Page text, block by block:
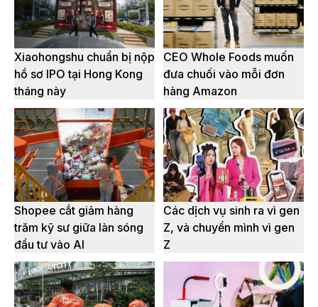
Xiaohongshu chuẩn bị nộp
hồ sơ IPO tại Hong Kong
tháng này
CEO Whole Foods muốn
đưa chuối vào mỗi đơn
hàng Amazon
Shopee cắt giảm hàng
trăm kỹ sư giữa làn sóng
đầu tư vào AI
Các dịch vụ sinh ra vì gen
Z, và chuyển mình vì gen
Z